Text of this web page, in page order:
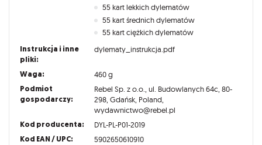
55 kart lekkich dylematów
55 kart średnich dylematów
55 kart ciężkich dylematów
Instrukcja i inne
pliki:
dylematy_instrukcja.pdf
Waga: 460 g
Podmiot
gospodarczy:
Rebel Sp. z o.o., ul. Budowlanych 64c, 80-
298, Gdańsk, Poland,
wydawnictwo@rebel.pl
Kod producenta: DYL-PL-P01-2019
Kod EAN / UPC: 5902650610910